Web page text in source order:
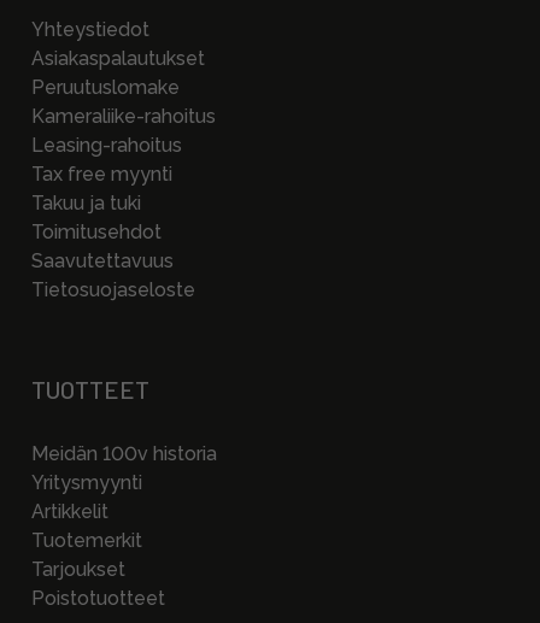
Yhteystiedot
Asiakaspalautukset
Peruutuslomake
Kameraliike-rahoitus
Leasing-rahoitus
Tax free myynti
Takuu ja tuki
Toimitusehdot
Saavutettavuus
Tietosuojaseloste
TUOTTEET
Meidän 100v historia
Yritysmyynti
Artikkelit
Tuotemerkit
Tarjoukset
Poistotuotteet